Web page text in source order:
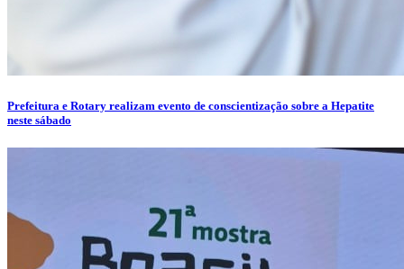
Prefeitura e Rotary realizam evento de conscientização sobre a Hepatite
neste sábado